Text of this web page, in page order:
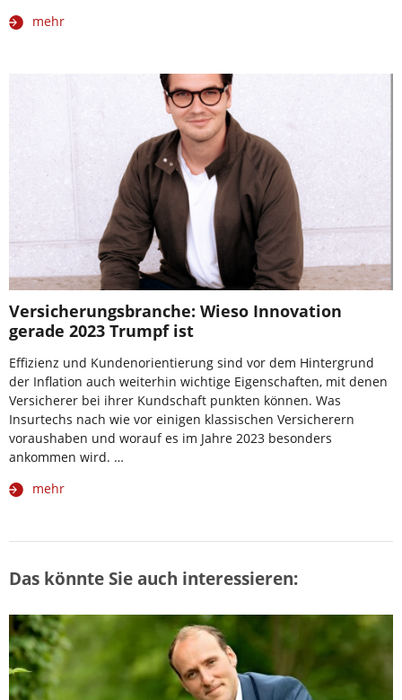
mehr
Versicherungsbranche: Wieso Innovation
gerade 2023 Trumpf ist
Effizienz und Kundenorientierung sind vor dem Hintergrund
der Inflation auch weiterhin wichtige Eigenschaften, mit denen
Versicherer bei ihrer Kundschaft punkten können. Was
Insurtechs nach wie vor einigen klassischen Versicherern
voraushaben und worauf es im Jahre 2023 besonders
ankommen wird. …
mehr
Das könnte Sie auch interessieren: